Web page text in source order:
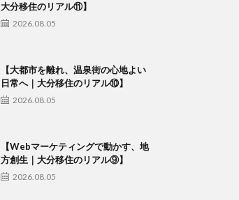
大分移住のリアル⑪】
2026.08.05
【大都市を離れ、温泉街の心地よい
日常へ｜大分移住のリアル⑩】
2026.08.05
【Webマーケティングで動かす、地
方創生｜大分移住のリアル⑨】
2026.08.05